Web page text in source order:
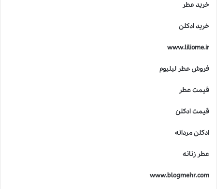
خرید عطر
خرید ادکلن
www.liliome.ir
فروش عطر لیلیوم
قیمت عطر
قیمت ادکلن
ادکلن مردانه
عطر زنانه
www.blogmehr.com